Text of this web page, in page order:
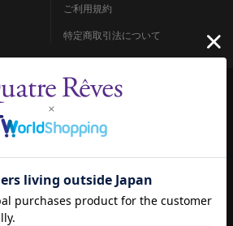
ご利用規約
特定商取引法について